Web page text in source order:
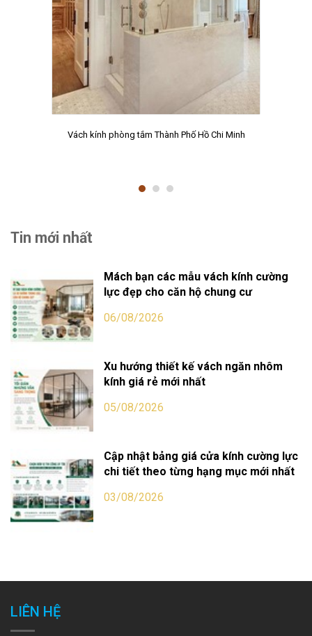
Vách kính phòng tắm Thành Phố Hồ Chi Minh
Tin mới nhất
Mách bạn các mẫu vách kính cường
lực đẹp cho căn hộ chung cư
06/08/2026
Xu hướng thiết kế vách ngăn nhôm
kính giá rẻ mới nhất
05/08/2026
Cập nhật bảng giá cửa kính cường lực
chi tiết theo từng hạng mục mới nhất
03/08/2026
LIÊN HỆ